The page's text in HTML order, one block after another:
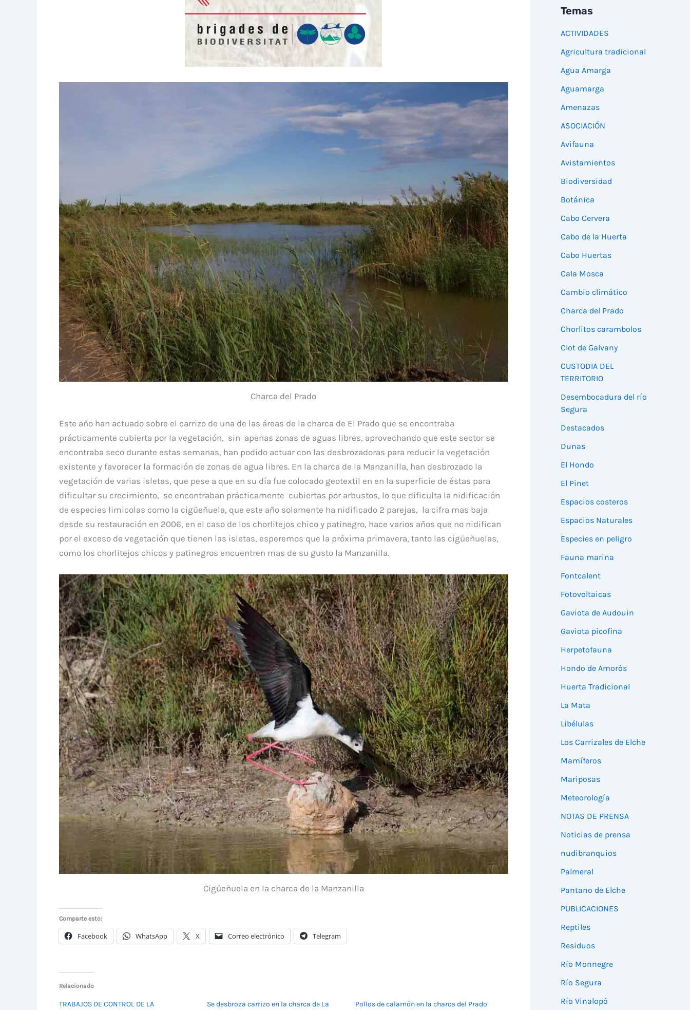
Charca del Prado
Este año han actuado sobre el carrizo de una de las áreas de la charca de El Prado que se encontraba
prácticamente cubierta por la vegetación, sin apenas zonas de aguas libres, aprovechando que este sector se
encontraba seco durante estas semanas, han podido actuar con las desbrozadoras para reducir la vegetación
existente y favorecer la formación de zonas de agua libres. En la charca de la Manzanilla, han desbrozado la
vegetación de varias isletas, que pese a que en su día fue colocado geotextil en en la superficie de éstas para
dificultar su crecimiento, se encontraban prácticamente cubiertas por arbustos, lo que dificulta la nidificación
de especies limicolas como la cigüeñuela, que este año solamente ha nidificado 2 parejas, la cifra mas baja
desde su restauración en 2006, en el caso de los chorlitejos chico y patinegro, hace varios años que no nidifican
por el exceso de vegetación que tienen las isletas, esperemos que la próxima primavera, tanto las cigüeñuelas,
como los chorlitejos chicos y patinegros encuentren mas de su gusto la Manzanilla.
Cigüeñuela en la charca de la Manzanilla
Comparte esto:
Facebook WhatsApp X Correo electrónico Telegram
Relacionado
TRABAJOS DE CONTROL DE LA
Se desbroza carrizo en la charca de La
Pollos de calamón en la charca del Prado
Temas
ACTIVIDADES
Agricultura tradicional
Agua Amarga
Aguamarga
Amenazas
ASOCIACIÓN
Avifauna
Avistamientos
Biodiversidad
Botánica
Cabo Cervera
Cabo de la Huerta
Cabo Huertas
Cala Mosca
Cambio climático
Charca del Prado
Chorlitos carambolos
Clot de Galvany
CUSTODIA DEL
TERRITORIO
Desembocadura del río
Segura
Destacados
Dunas
El Hondo
El Pinet
Espacios costeros
Espacios Naturales
Especies en peligro
Fauna marina
Fontcalent
Fotovoltaicas
Gaviota de Audouin
Gaviota picofina
Herpetofauna
Hondo de Amorós
Huerta Tradicional
La Mata
Libélulas
Los Carrizales de Elche
Mamíferos
Mariposas
Meteorología
NOTAS DE PRENSA
Noticias de prensa
nudibranquios
Palmeral
Pantano de Elche
PUBLICACIONES
Reptiles
Residuos
Río Monnegre
Río Segura
Río Vinalopó